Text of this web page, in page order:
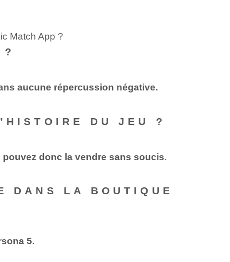
Match App ?
aucune répercussion négative.
DU JEU ?
donc la vendre sans soucis.
DANS LA BOUTIQUE
5.